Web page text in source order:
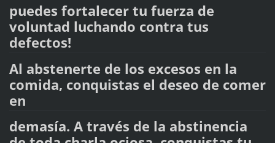
puedes fortalecer tu fuerza de
voluntad luchando contra tus
defectos!
Al abstenerte de los excesos en la
comida, conquistas el deseo de comer
en
demasía. A través de la abstinencia